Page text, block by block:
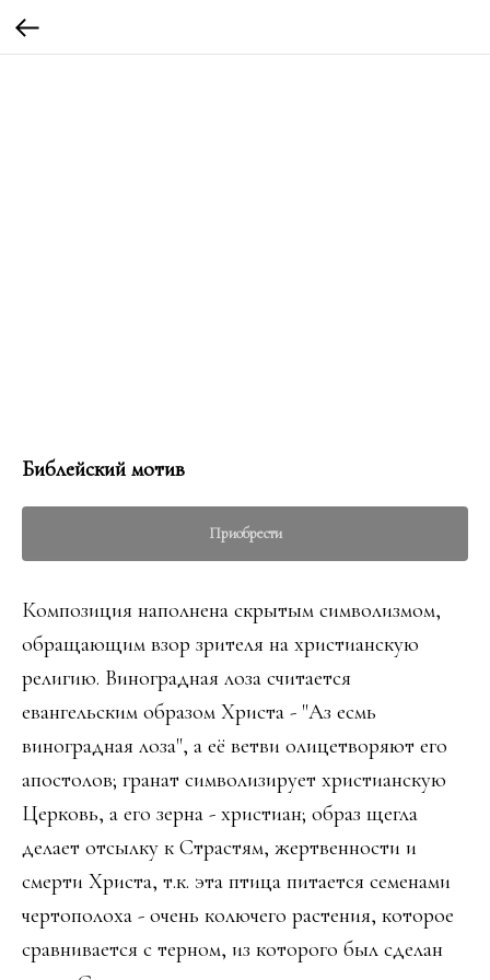
Библейский мотив
Приобрести
Композиция наполнена скрытым символизмом,
обращающим взор зрителя на христианскую
религию. Виноградная лоза считается
евангельским образом Христа - "Аз есмь
виноградная лоза", а её ветви олицетворяют его
апостолов; гранат символизирует христианскую
Церковь, а его зерна - христиан; образ щегла
делает отсылку к Страстям, жертвенности и
смерти Христа, т.к. эта птица питается семенами
чертополоха - очень колючего растения, которое
сравнивается с терном, из которого был сделан